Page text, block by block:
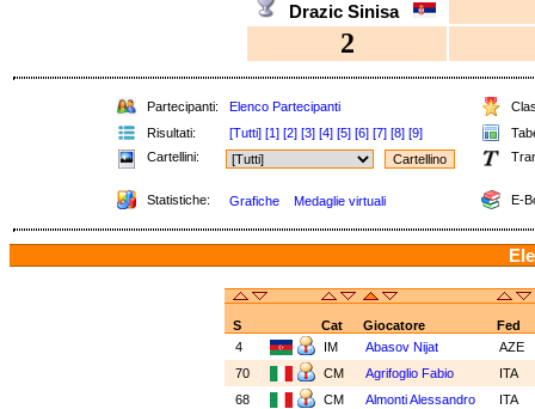
Drazic Sinisa
2
Partecipanti: Elenco Partecipanti
Risultati:
[Tutti] [1] [2] [3] [4] [5] [6] [7] [8] [9]
Cartellini:
Statistiche: Grafiche Medaglie virtuali E-
S Cat Giocatore
Fed
4
IM Abasov Nijat
AZE
70
CM Agrifoglio Fabio
ITA
68
CM Almonti Alessandro
ITA